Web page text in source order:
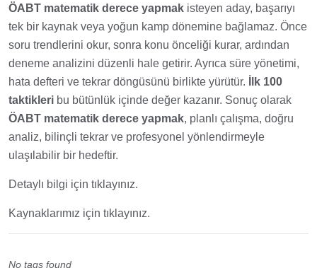
ÖABT matematik derece yapmak isteyen aday, başarıyı
tek bir kaynak veya yoğun kamp dönemine bağlamaz. Önce
soru trendlerini okur, sonra konu önceliği kurar, ardından
deneme analizini düzenli hale getirir. Ayrıca süre yönetimi,
hata defteri ve tekrar döngüsünü birlikte yürütür.
İlk 100
taktikleri bu bütünlük içinde değer kazanır. Sonuç olarak
ÖABT matematik derece yapmak, planlı çalışma, doğru
analiz, bilinçli tekrar ve profesyonel yönlendirmeyle
ulaşılabilir bir hedeftir.
Detaylı bilgi için tıklayınız.
Kaynaklarımız için tıklayınız.
No tags found